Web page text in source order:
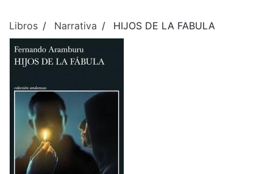
Libros Narrativa HIJOS DE LA FABULA